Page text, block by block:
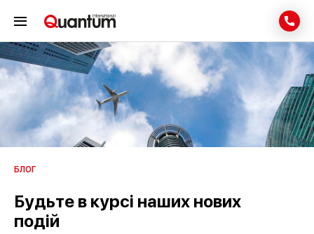
БЛОГ
Будьте в курсі наших нових
подій